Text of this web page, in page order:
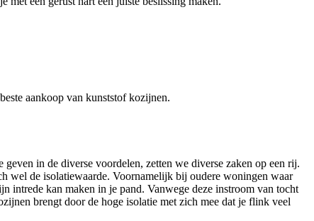
aankoop van kunststof kozijnen.
in de diverse voordelen, zetten we diverse zaken op een rij.
wel de isolatiewaarde. Voornamelijk bij oudere woningen waar
intrede kan maken in je pand. Vanwege deze instroom van tocht
brengt door de hoge isolatie met zich mee dat je flink veel